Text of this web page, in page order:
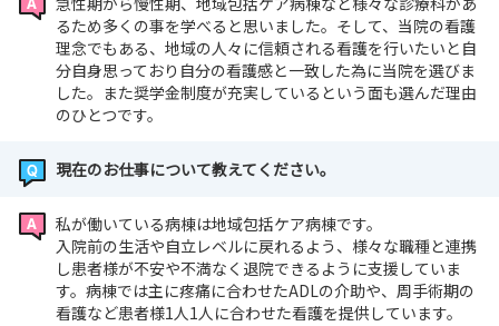
るため多くの事を学べると思いました。そして、当院の看護
理念でもある、地域の人々に信頼される看護を行いたいと自
分自身思っており自分の看護感と一致した為に当院を選びま
した。また奨学金制度が充実しているという面も選んだ理由
のひとつです。
現在のお仕事について教えてください。
私が働いている病棟は地域包括ケア病棟です。
入院前の生活や自立レベルに戻れるよう、様々な職種と連携
し患者様が不安や不満なく退院できるように支援していま
す。病棟では主に疼痛に合わせたADLの介助や、周手術期の
看護など患者様1人1人に合わせた看護を提供しています。